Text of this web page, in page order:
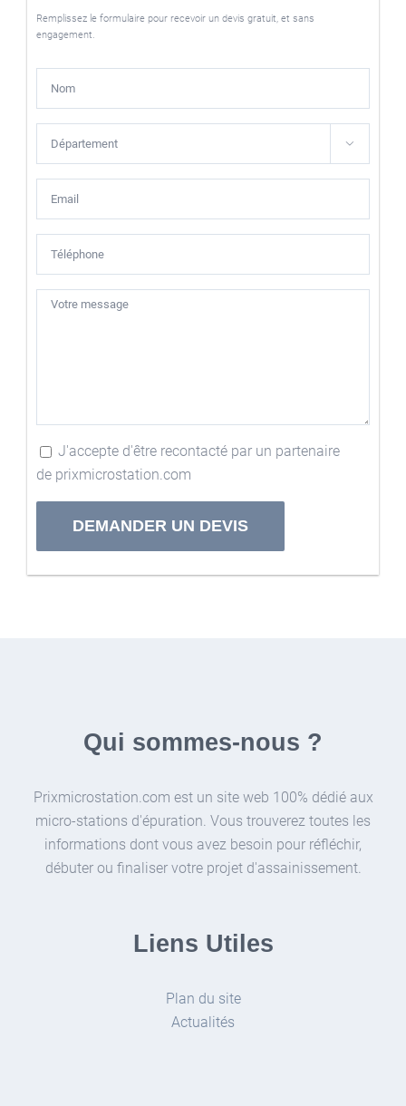
Remplissez le formulaire pour recevoir un devis gratuit, et sans
engagement.

J'accepte d'être recontacté par un partenaire
de prixmicrostation.com
Alternative:
Qui sommes-nous ?
Prixmicrostation.com est un site web 100% dédié aux
micro-stations d'épuration. Vous trouverez toutes les
informations dont vous avez besoin pour réfléchir,
débuter ou finaliser votre projet d'assainissement.
Liens Utiles
Plan du site
Actualités